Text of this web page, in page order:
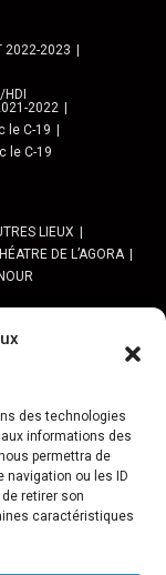
des technologies
informations des
permettra de
navigation ou les ID
retirer son
caractéristiques
2022-2023
2022
le C-19
le C-19
LIEUX
DE L’AGORA
2025
2025 :
« JeSuisMaVille »